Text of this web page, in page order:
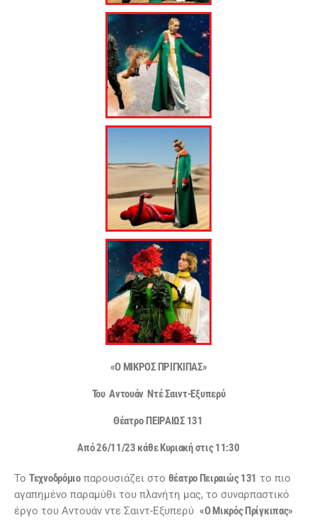
«Ο ΜΙΚΡΟΣ ΠΡΙΓΚΙΠΑΣ»
Του Αντουάν Ντέ Σαιντ-Εξυπερύ
Θέατρο ΠΕΙΡΑΙΩΣ 131
Από 26/11/23 κάθε Κυριακή στις 11:30
Το Τεχνοδρόμιοπαρουσιάζει στο θέατρο Πειραιώς 131 το πιο
αγαπημένο παραμύθι του πλανήτη μας, το συναρπαστικό
έργο του Αντουάν ντε Σαιντ-Εξυπερύ «Ο Μικρός Πρίγκιπας»